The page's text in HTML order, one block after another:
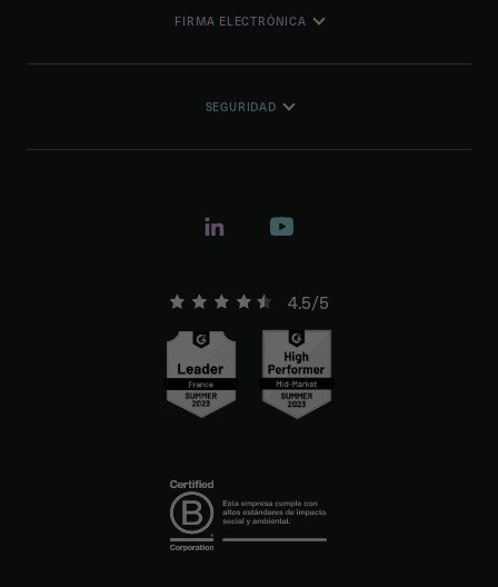
FIRMA ELECTRÓNICA
SEGURIDAD
4.5/5